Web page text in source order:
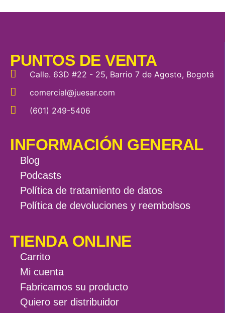
PUNTOS DE VENTA
Calle. 63D #22 - 25, Barrio 7 de Agosto, Bogotá
comercial@juesar.com
(601) 249-5406
INFORMACIÓN GENERAL
Blog
Podcasts
Política de tratamiento de datos
Política de devoluciones y reembolsos
TIENDA ONLINE
Carrito
Mi cuenta
Fabricamos su producto
Quiero ser distribuidor